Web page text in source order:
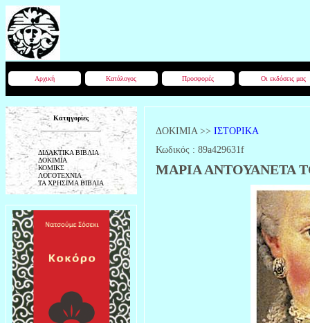
Αρχική Κατάλογος Προσφορές Οι εκδόσεις μας
Κατηγορίες
ΔΙΔΑΚΤΙΚΑ ΒΙΒΛΙΑ
ΔΟΚΙΜΙΑ
ΚΟΜΙΚΣ
ΛΟΓΟΤΕΧΝΙΑ
ΤΑ ΧΡΗΣΙΜΑ ΒΙΒΛΙΑ
ΔΟΚΙΜΙΑ >> ΙΣΤΟΡΙΚΑ
Κωδικός : 89a429631f
ΜΑΡΙΑ ΑΝΤΟΥΑΝΕΤΑ